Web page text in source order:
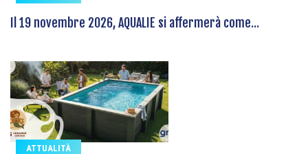
Il 19 novembre 2026, AQUALIE si affermerà come...
ATTUALITÀ